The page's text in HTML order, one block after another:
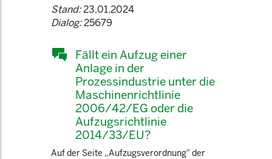
Stand:23.01.2024
Dialog:25679
Fällt ein Aufzug einer
Anlage in der
Prozessindustrie unter die
Maschinenrichtlinie
2006/42/EG oder die
Aufzugsrichtlinie
2014/33/EU?
Auf der Seite „Aufzugsverordnung" der